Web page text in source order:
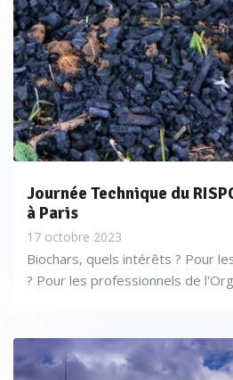
Journée Technique du
à Paris
17 octobre 2023
Biochars, quels intérêts ? Pour
? Pour les professionnels de